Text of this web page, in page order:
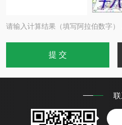
请输入计算结果（填写阿拉伯数字）